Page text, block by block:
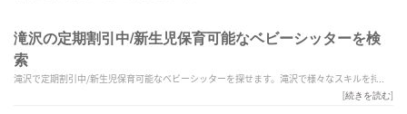
滝沢の定期割引中/新生児保育可能なベビーシッターを検
索
滝沢で定期割引中/新生児保育可能なベビーシッターを探せます。滝沢で様々なスキルを持っ
[続きを読む]